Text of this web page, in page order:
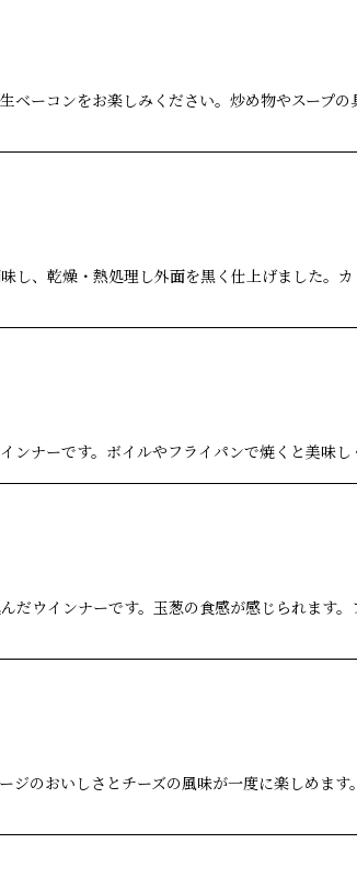
ーコンをお楽しみください。炒め物やスープ
、乾燥・熱処理し外面を黒く仕上げました。
ナーです。ボイルやフライパンで焼くと美味し
ウインナーです。玉葱の食感が感じられます
のおいしさとチーズの風味が一度に楽しめま